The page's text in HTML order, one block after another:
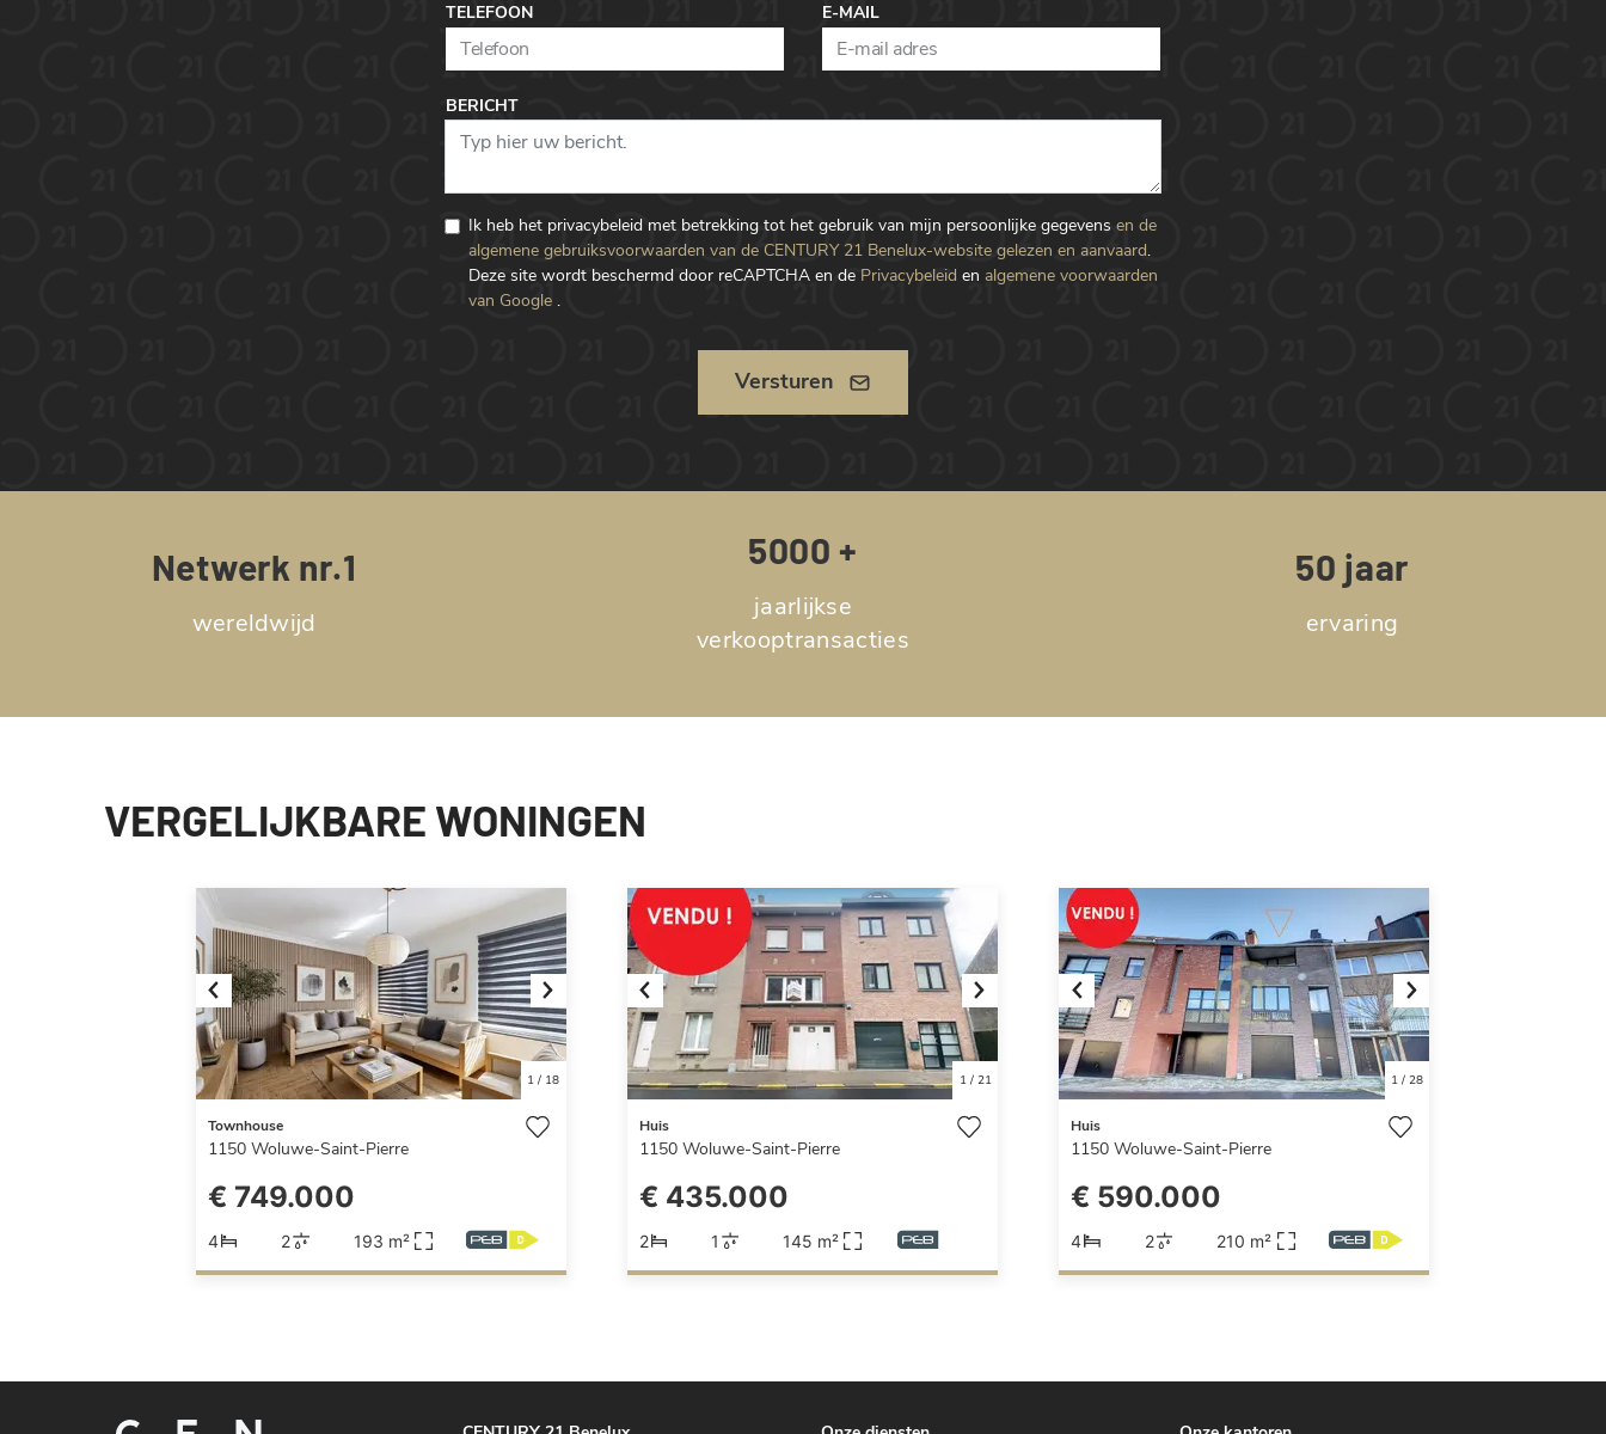
TELEFOON E-MAIL
BERICHT
Ik heb het privacybeleid met betrekking tot het gebruik van mijn persoonlijke gegevens en de
algemene gebruiksvoorwaarden van de CENTURY 21 Benelux-website gelezen en aanvaard.
Deze site wordt beschermd door reCAPTCHA en de Privacybeleid en algemene voorwaarden
van Google .
Versturen
Netwerk nr.1
wereldwijd
5000 +
jaarlijkse
verkooptransacties
50 jaar
ervaring
VERGELIJKBARE WONINGEN
Previous Next
1 / 18
Townhouse
1150 Woluwe-Saint-Pierre
€ 749.000
4 2 193 m²
Previous Next
1/ 21
Huis
1150 Woluwe-Saint-Pierre
€ 435.000
2 1 145 m²
Previous Next
1 /28
Huis
1150 Woluwe-Saint-Pierre
€ 590.000
4 2 210 m²